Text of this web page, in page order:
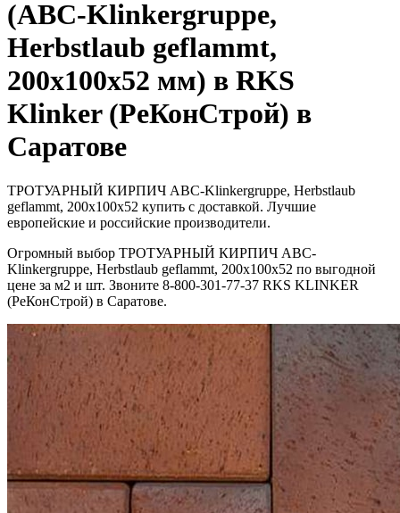
(ABC-Klinkergruppe,
Herbstlaub geflammt,
200х100х52 мм) в RKS
Klinker (РеКонСтрой) в
Саратове
ТРОТУАРНЫЙ КИРПИЧ ABC-Klinkergruppe, Herbstlaub
geflammt, 200х100х52 купить с доставкой. Лучшие
европейские и российские производители.
Огромный выбор ТРОТУАРНЫЙ КИРПИЧ ABC-
Klinkergruppe, Herbstlaub geflammt, 200х100х52 по выгодной
цене за м2 и шт. Звоните 8-800-301-77-37 RKS KLINKER
(РеКонСтрой) в Саратове.